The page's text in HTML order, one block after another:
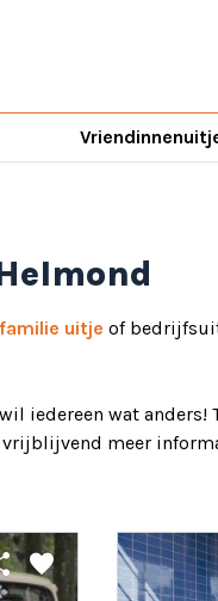
familie uitje of
iedereen wat
vrijblijvend meer
favorite